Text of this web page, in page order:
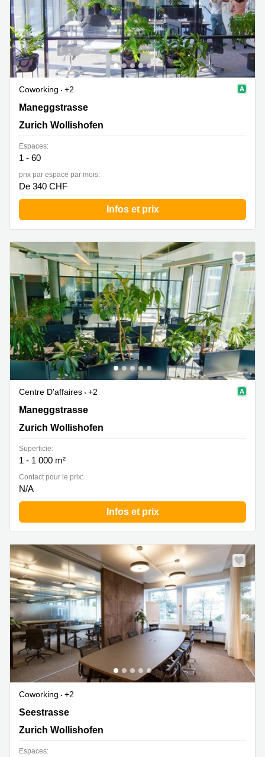
Coworking
+2
Maneggstrasse 17, Zurich Wollishofen
Maneggstrasse
Zurich Wollishofen
Espaces:
1 - 60
prix par espace par mois:
De 340 CHF
Infos et prix
Centre D'affaires
+2
Maneggstrasse 17, Zurich Wollishofen
Maneggstrasse
Zurich Wollishofen
Superficie:
1 - 1 000 m²
Contact pour le prix:
N/A
Infos et prix
Coworking
+2
Seestrasse 353, Zurich Wollishofen
Seestrasse
Zurich Wollishofen
Espaces: